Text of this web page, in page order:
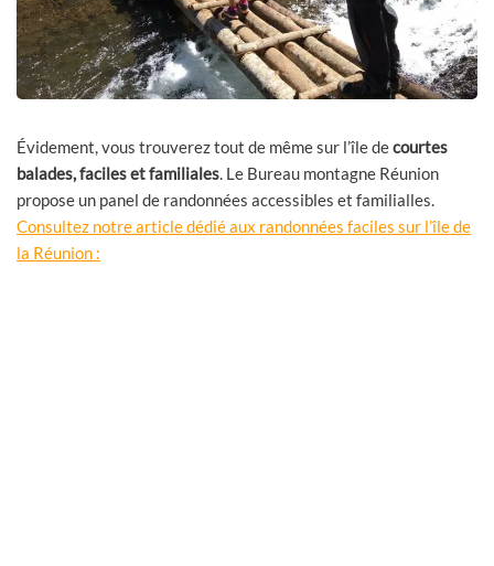
Évidement, vous trouverez tout de même sur l’île decourtes
balades, faciles et familiales . Le Bureau montagne Réunion
propose un panel de randonnées accessibles et familialles.
Consultez notre article dédié aux randonnées faciles sur l’île de
la Réunion :